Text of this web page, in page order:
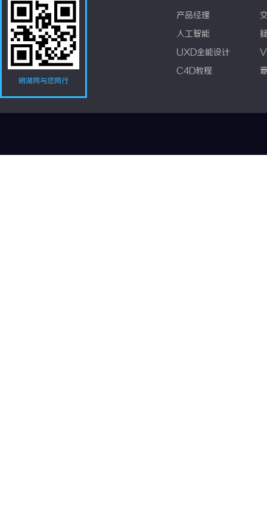
明湖网与您同行
产品经理
人工智能
UXD全能设计
C4D教程